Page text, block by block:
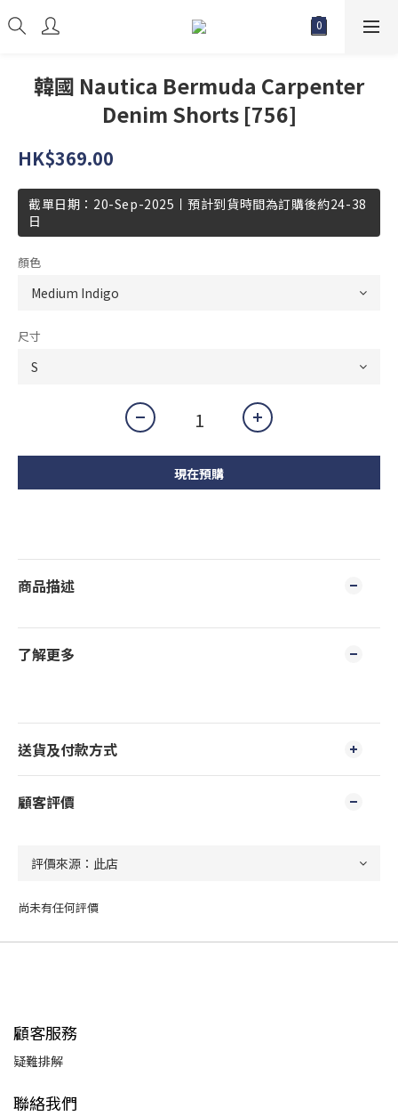
韓國 Nautica Bermuda Carpenter
Denim Shorts [756]
HK$369.00
截單日期：20-Sep-2025丨預計到貨時間為訂購後約24-38
日
顏色
尺寸
現在預購
商品描述
了解更多
送貨及付款方式
顧客評價
尚未有任何評價
顧客服務
疑難排解
聯絡我們